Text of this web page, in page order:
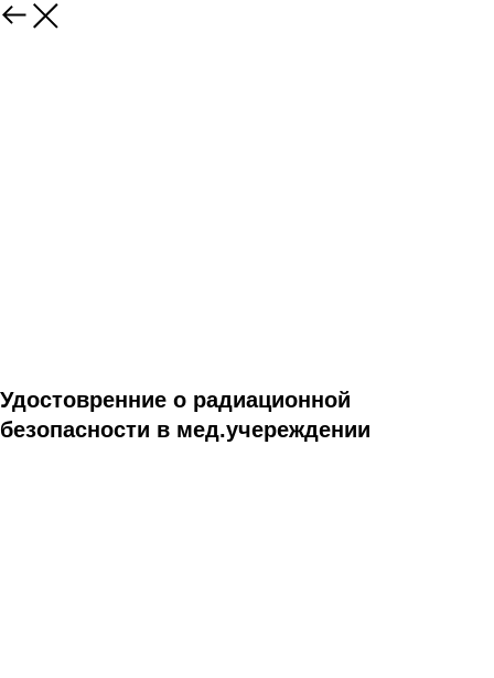
Удостовренние о радиационной
безопасности в мед.учереждении